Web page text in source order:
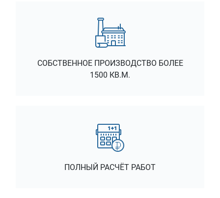
СОБСТВЕННОЕ ПРОИЗВОДСТВО БОЛЕЕ
1500 КВ.М.
ПОЛНЫЙ РАСЧЁТ РАБОТ